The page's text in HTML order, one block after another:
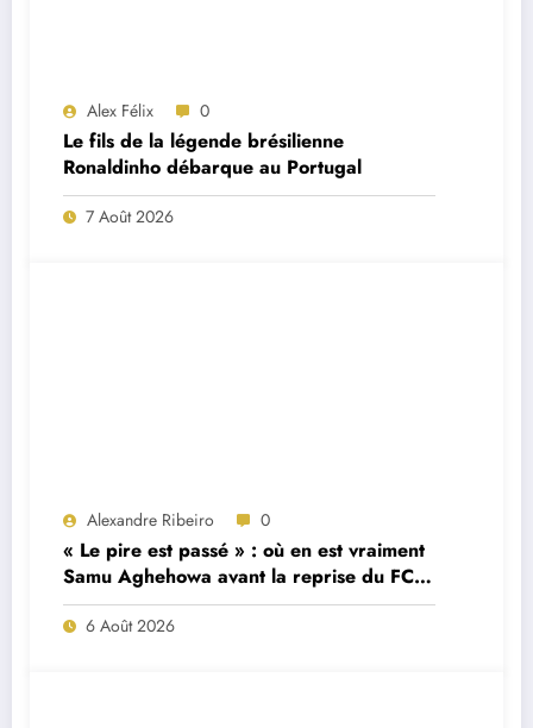
Alex Félix 0
Le fils de la légende brésilienne
Ronaldinho débarque au Portugal
7 Août 2026
Alexandre Ribeiro 0
« Le pire est passé » : où en est vraiment
Samu Aghehowa avant la reprise du FC
Porto ?
6 Août 2026